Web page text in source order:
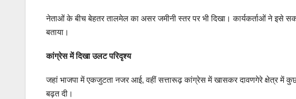
नेताओं के बीच बेहतर तालमेल का असर जमीनी स्तर पर भी दिखा। कार्यकर्ताओं ने इसे
बताया।
कांग्रेस में दिखा उलट परिदृश्य
जहां भाजपा में एकजुटता नजर आई, वहीं सत्तारूढ़ कांग्रेस में खासकर दावणगेरे क्षेत्र में
बढ़त दी।